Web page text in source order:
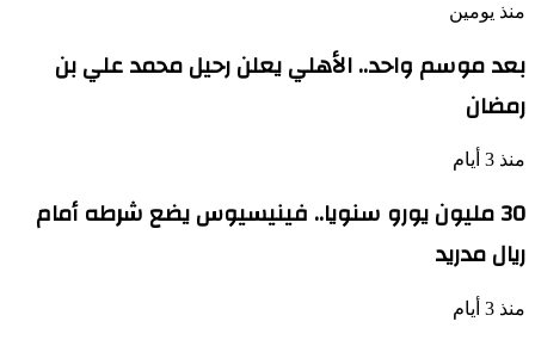
منذ يومين
بعد موسم واحد.. الأهلي يعلن رحيل محمد علي بن
رمضان
منذ 3 أيام
30 مليون يورو سنويا.. فينيسيوس يضع شرطه أمام
ريال مدريد
منذ 3 أيام